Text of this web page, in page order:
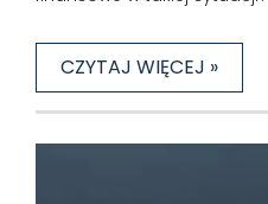
CZYTAJ WIĘCEJ »